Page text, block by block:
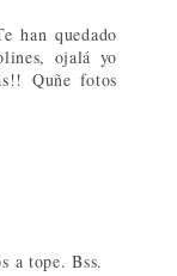
han quedado
ojalá yo
Quñe fotos
a tope. Bss.